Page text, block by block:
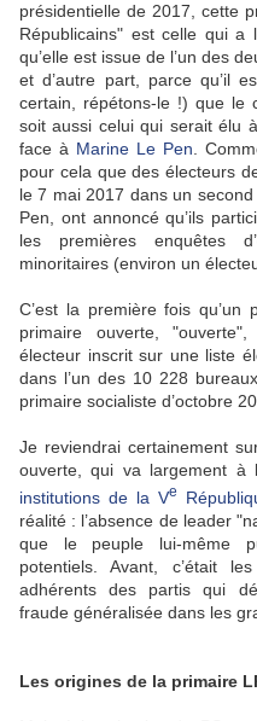
présidentielle de 2017, cette
Républicains" est celle qui a
qu’elle est issue de l’un des
et d’autre part, parce qu’il
certain, répétons-le !) que le
soit aussi celui qui serait élu
face à Marine Le Pen .
pour cela que des électeurs
le 7 mai 2017 dans un second
Pen, ont annoncé qu’ils
les premières enquêtes
minoritaires (environ un
C’est la première fois
primaire ouverte,
électeur inscrit sur une liste
dans l’un des 10 228
primaire socialiste d’octobre
Je reviendrai certainement
ouverte, qui va largement à
institutions de la Ve
réalité : l’absence de leader
que le peuple lui-même
potentiels. Avant, c’était
adhérents des partis qui
fraude généralisée dans les
Les origines de la primaire